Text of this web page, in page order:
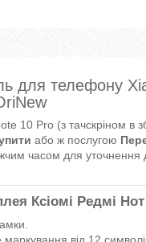
для телефону
10 Pro (з тачскріном в
або ж послугою
часом для уточнення
Ксіомі Редмі